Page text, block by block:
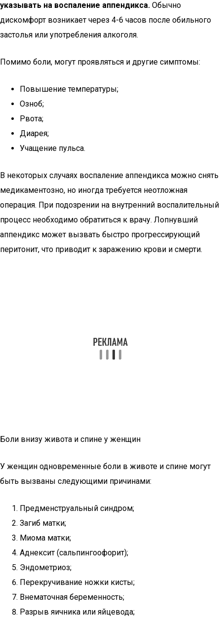
указывать на воспаление аппендикса. Обычно
дискомфорт возникает через 4-6 часов после обильного
застолья или употребления алкоголя.
Помимо боли, могут проявляться и другие симптомы:
Повышение температуры;
Озноб;
Рвота;
Диарея;
Учащение пульса.
В некоторых случаях воспаление аппендикса можно снять
медикаментозно, но иногда требуется неотложная
операция. При подозрении на внутренний воспалительный
процесс необходимо обратиться к врачу. Лопнувший
аппендикс может вызвать быстро прогрессирующий
перитонит, что приводит к заражению крови и смерти.
Боли внизу живота и спине у женщин
У женщин одновременные боли в животе и спине могут
быть вызваны следующими причинами:
Предменструальный синдром;
Загиб матки;
Миома матки;
Аднексит (сальпингоофорит);
Эндометриоз;
Перекручивание ножки кисты;
Внематочная беременность;
Разрыв яичника или яйцевода;